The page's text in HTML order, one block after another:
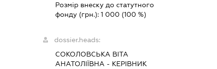
Розмір внеску до статутного
фонду (грн.):1 000 (100 %)
dossier.heads:
СОКОЛОВСЬКА ВІТА
АНАТОЛІЇВНА - КЕРІВНИК